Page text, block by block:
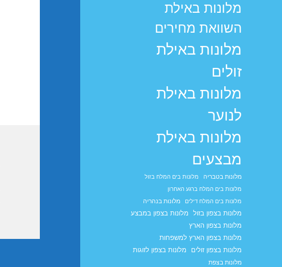
מלונות באילת
השוואת מחירים
מלונות באילת
זולים
מלונות באילת
לנוער
מלונות באילת
מבצעים
מלונות בטבריה
מלונות בים המלח בזול
מלונות בים המלח ברגע האחרון
מלונות בים המלח דילים
מלונות בנהריה
מלונות בצפון בזול
מלונות בצפון במבצע
מלונות בצפון הארץ
מלונות בצפון הארץ למשפחות
מלונות בצפון זולים
מלונות בצפון לזוגות
מלונות בצפת